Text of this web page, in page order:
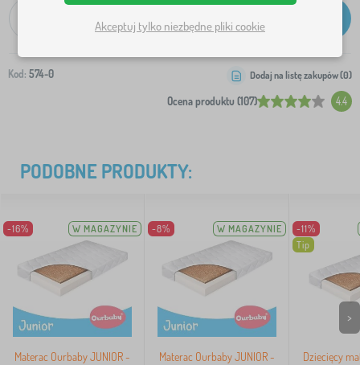
Dodaj do koszyka
Kod: 574-0
Ocena produktu (107) 4.4
Dodaj na listę zakupów (0)
PODOBNE PRODUKTY:
-16% W MAGAZYNIE
Materac Ourbaby JUNIOR -
-8% W MAGAZYNIE
Materac Ourbaby JUNIOR -
-11%
Tip
Dziecięcy
>
Akceptuj tylko niezbędne pliki cookie